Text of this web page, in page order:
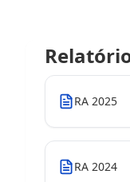
RA 2025
RA 2024